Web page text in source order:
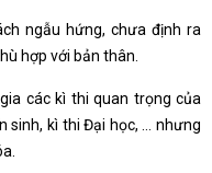
ngẫu hứng, chưa định ra
hợp với bản thân.
các kì thi quan trọng của
sinh, kì thi Đại học, … nhưng